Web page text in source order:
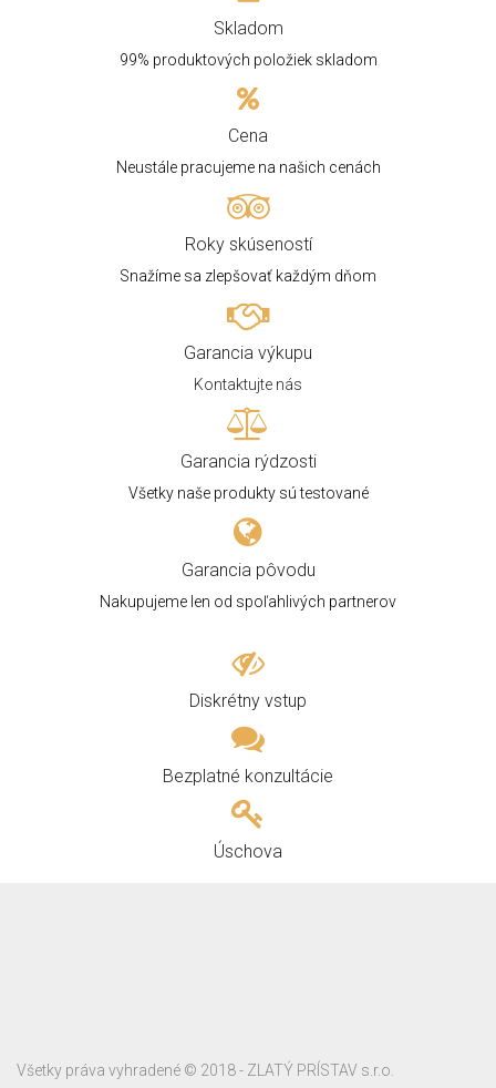
Skladom
99% produktových položiek skladom
Cena
Neustále pracujeme na našich cenách
Roky skúseností
Snažíme sa zlepšovať každým dňom
Garancia výkupu
Kontaktujte nás
Garancia rýdzosti
Všetky naše produkty sú testované
Garancia pôvodu
Nakupujeme len od spoľahlivých partnerov
Diskrétny vstup
Bezplatné konzultácie
Úschova
Všetky práva vyhradené © 2018 - ZLATÝ PRÍSTAV s.r.o.